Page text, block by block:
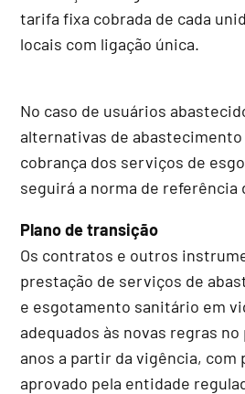
tarifa fixa cobrada de cada
locais com ligação única.
No caso de usuários
alternativas de abastecimento
cobrança dos serviços de
seguirá a norma de referência
Plano de transição
Os contratos e outros
prestação de serviços de
e esgotamento sanitário em
adequados às novas regras
anos a partir da vigência, com
aprovado pela entidade